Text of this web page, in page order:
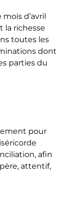
d’avril
la richesse
toutes les
dont
parties du
pour
afin
attentif,